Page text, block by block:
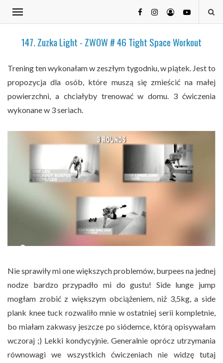
147. Zuzka Light - ZWOW # 46 Tight Space Workout
Trening ten wykonałam w zeszłym tygodniu, w piątek. Jest to
propozycja dla osób, które muszą się zmieścić na małej
powierzchni, a chciałyby trenować w domu. 3 ćwiczenia
wykonane w 3 seriach.
Nie sprawiły mi one większych problemów, burpees na jednej
nodze bardzo przypadło mi do gustu! Side lunge jump
mogłam zrobić z większym obciążeniem, niż 3,5kg, a side
plank knee tuck rozwaliło mnie w ostatniej serii kompletnie,
bo miałam zakwasy jeszcze po siódemce, którą opisywałam
wczoraj ;) Lekki kondycyjnie. Generalnie oprócz utrzymania
równowagi we wszystkich ćwiczeniach nie widzę tutaj